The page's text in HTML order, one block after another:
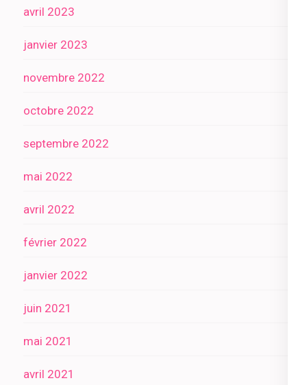
avril 2023
janvier 2023
novembre 2022
octobre 2022
septembre 2022
mai 2022
avril 2022
février 2022
janvier 2022
juin 2021
mai 2021
avril 2021